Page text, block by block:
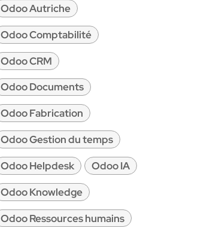
Odoo Autriche
Odoo Comptabilité
Odoo CRM
Odoo Documents
Odoo Fabrication
Odoo Gestion du temps
Odoo Helpdesk
Odoo IA
Odoo Knowledge
Odoo Ressources humains